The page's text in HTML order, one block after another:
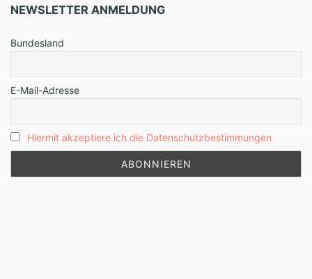
NEWSLETTER ANMELDUNG
Bundesland
E-Mail-Adresse
Hiermit akzeptiere ich die Datenschutzbestimmungen